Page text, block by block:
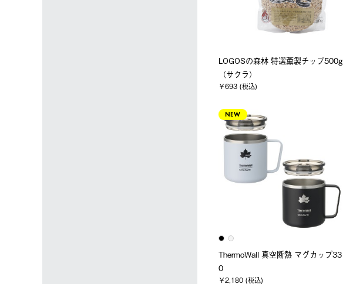
LOGOSの森林 特選薫製チップ500g
（サクラ）
￥693 (税込)
NEW
ThermoWall 真空断熱 マグカップ33
0
￥2,180 (税込)